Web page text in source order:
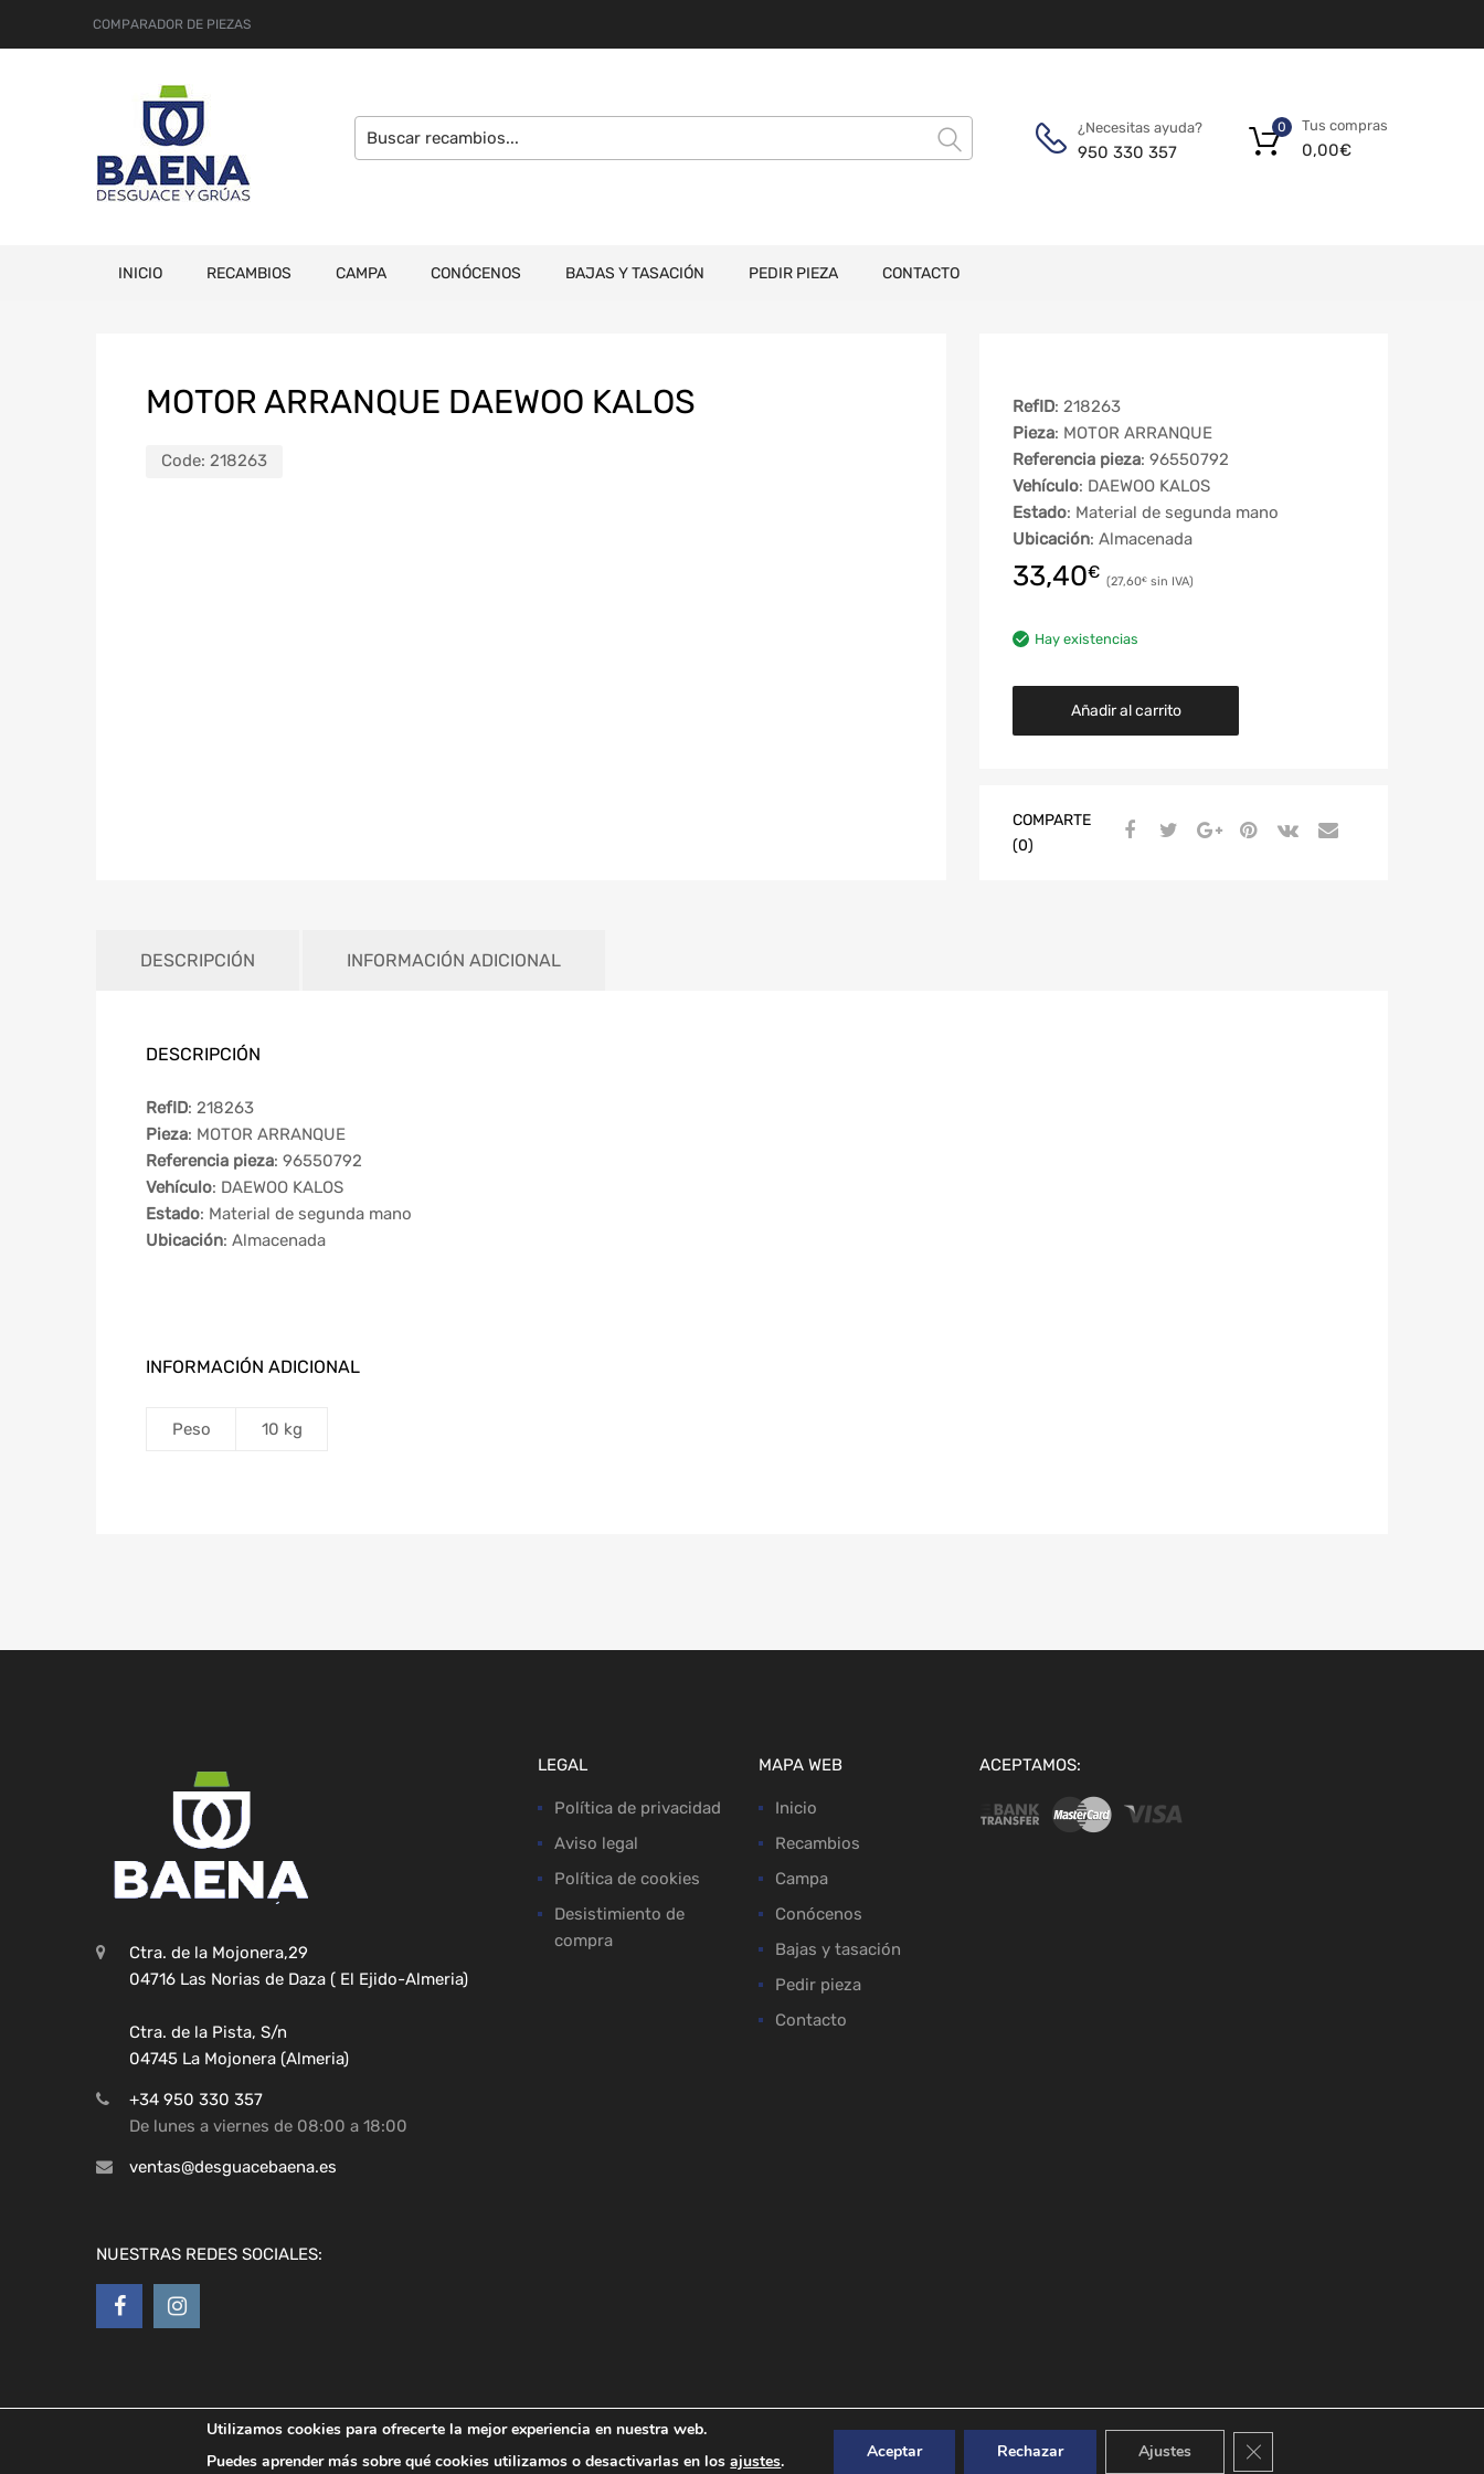
COMPARADOR DE PIEZAS
¿Necesitas ayuda?
950 330 357
Tus compras
0,00€
0
INICIO RECAMBIOS CAMPA CONÓCENOS BAJAS Y TASACIÓN PEDIR PIEZA CONTACTO
MOTOR ARRANQUE DAEWOO KALOS
Code: 218263
RefID: 218263
Pieza: MOTOR ARRANQUE
Referencia pieza: 96550792
Vehículo: DAEWOO KALOS
Estado: Material de segunda mano
Ubicación: Almacenada
33,40€ 27,60€
Hay existencias
Añadir al carrito
COMPARTE
(0)
DESCRIPCIÓN INFORMACIÓN ADICIONAL
DESCRIPCIÓN
RefID: 218263
Pieza: MOTOR ARRANQUE
Referencia pieza: 96550792
Vehículo: DAEWOO KALOS
Estado: Material de segunda mano
Ubicación: Almacenada
INFORMACIÓN ADICIONAL
Peso 10 kg
Ctra. de la Mojonera,29
04716 Las Norias de Daza ( El Ejido-Almeria)
Ctra. de la Pista, S/n
04745 La Mojonera (Almeria)
+34 950 330 357
De lunes a viernes de 08:00 a 18:00
ventas@desguacebaena.es
NUESTRAS REDES SOCIALES:
LEGAL
Política de privacidad
Aviso legal
Política de cookies
Desistimiento de
compra
MAPA WEB
Inicio
Recambios
Campa
Conócenos
Bajas y tasación
Pedir pieza
Contacto
ACEPTAMOS:
Desguaces Baena
Utilizamos cookies para ofrecerte la mejor experiencia en nuestra web.
Puedes aprender más sobre qué cookies utilizamos o desactivarlas en losajustes. Aceptar Rechazar Ajustes Cerrar el banner de cookies RGPD